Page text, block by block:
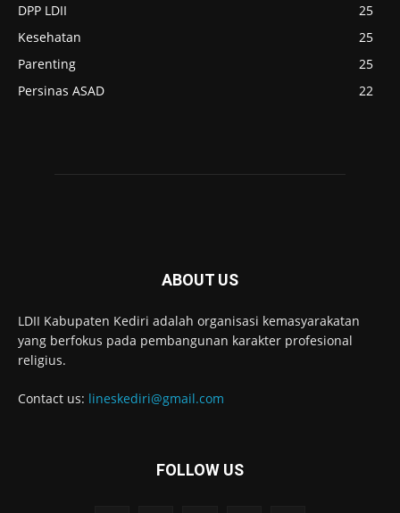
DPP LDII
25
Kesehatan
25
Parenting
25
Persinas ASAD
22
ABOUT US
LDII Kabupaten Kediri adalah organisasi kemasyarakatan
yang berfokus pada pembangunan karakter profesional
religius.
Contact us: lineskediri@gmail.com
FOLLOW US